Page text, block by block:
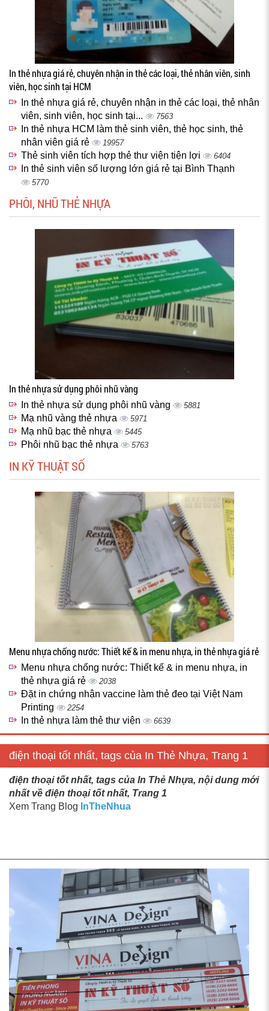
In thẻ nhựa giá rẻ, chuyên nhận in thẻ các loại, thẻ nhân viên, sinh
viên, học sinh tại HCM
In thẻ nhựa giá rẻ, chuyên nhận in thẻ các loại, thẻ nhân
viên, sinh viên, học sinh tại...
7563
In thẻ nhựa HCM làm thẻ sinh viên, thẻ học sinh, thẻ
nhân viên giá rẻ
19957
Thẻ sinh viên tích hợp thẻ thư viện tiện lợi 6404
In thẻ sinh viên số lượng lớn giá rẻ tại Bình Thạnh
5770
PHÔI, NHŨ THẺ NHỰA
In thẻ nhựa sử dụng phôi nhũ vàng
In thẻ nhựa sử dụng phôi nhũ vàng 5881
Mạ nhũ vàng thẻ nhựa 5971
Mạ nhũ bạc thẻ nhựa 5445
Phôi nhũ bạc thẻ nhựa 5763
IN KỸ THUẬT SỐ
Menu nhựa chống nước: Thiết kế & in menu nhựa, in thẻ nhựa giá rẻ
Menu nhựa chống nước: Thiết kế & in menu nhựa, in
thẻ nhựa giá rẻ
2038
Đặt in chứng nhận vaccine làm thẻ đeo tại Việt Nam
Printing
2254
In thẻ nhựa làm thẻ thư viện 6639
điện thoại tốt nhất, tags của In Thẻ Nhựa, Trang 1
điện thoại tốt nhất, tags của In Thẻ Nhựa, nội dung mới
nhất về điện thoại tốt nhất, Trang 1
Xem Trang Blog InTheNhua